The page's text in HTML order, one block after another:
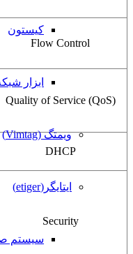
کیستون
ابزار
ویمتگ (Vimtag)
ایتایگر(etiger)
سیستم
Flow Control
(Quality of Service (QoS
DHCP
Security